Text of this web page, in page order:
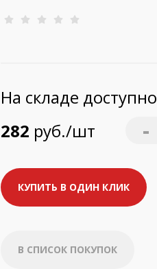
На складе доступно
282 руб./шт -
КУПИТЬ В ОДИН КЛИК
В СПИСОК ПОКУПОК